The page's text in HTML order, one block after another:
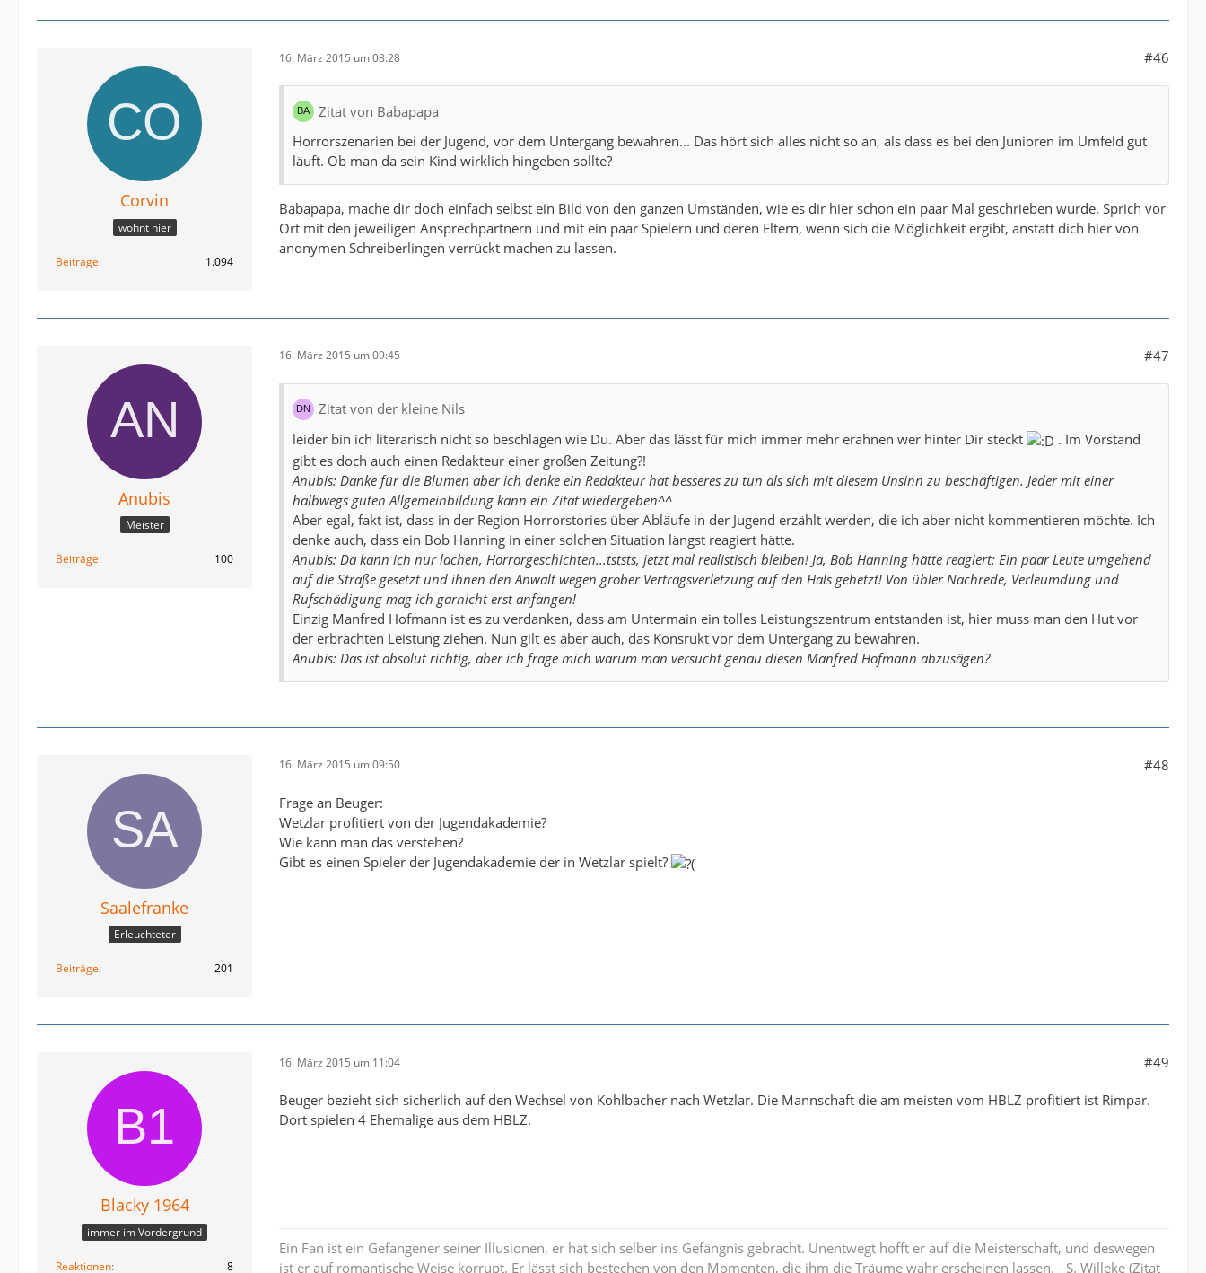
Corvin
wohnt hier
Beiträge 1.094
16. März 2015 um 08:28 #46
Zitat von Babapapa
Horrorszenarien bei der Jugend, vor dem Untergang bewahren... Das hört sich alles nicht so an, als dass es bei den Junioren im Umfeld gut
läuft. Ob man da sein Kind wirklich hingeben sollte?
Babapapa, mache dir doch einfach selbst ein Bild von den ganzen Umständen, wie es dir hier schon ein paar Mal geschrieben wurde. Sprich vor
Ort mit den jeweiligen Ansprechpartnern und mit ein paar Spielern und deren Eltern, wenn sich die Möglichkeit ergibt, anstatt dich hier von
anonymen Schreiberlingen verrückt machen zu lassen.
Anubis
Meister
Beiträge 100
16. März 2015 um 09:45 #47
Zitat von der kleine Nils
leider bin ich literarisch nicht so beschlagen wie Du. Aber das lässt für mich immer mehr erahnen wer hinter Dir steckt
. Im Vorstand
gibt es doch auch einen Redakteur einer großen Zeitung?!
Anubis: Danke für die Blumen aber ich denke ein Redakteur hat besseres zu tun als sich mit diesem Unsinn zu beschäftigen. Jeder mit einer
halbwegs guten Allgemeinbildung kann ein Zitat wiedergeben^^
Aber egal, fakt ist, dass in der Region Horrorstories über Abläufe in der Jugend erzählt werden, die ich aber nicht kommentieren möchte. Ich
denke auch, dass ein Bob Hanning in einer solchen Situation längst reagiert hätte.
Anubis: Da kann ich nur lachen, Horrorgeschichten...tststs, jetzt mal realistisch bleiben! Ja, Bob Hanning hätte reagiert: Ein paar Leute umgehend
auf die Straße gesetzt und ihnen den Anwalt wegen grober Vertragsverletzung auf den Hals gehetzt! Von übler Nachrede, Verleumdung und
Rufschädigung mag ich garnicht erst anfangen!
Einzig Manfred Hofmann ist es zu verdanken, dass am Untermain ein tolles Leistungszentrum entstanden ist, hier muss man den Hut vor
der erbrachten Leistung ziehen. Nun gilt es aber auch, das Konsrukt vor dem Untergang zu bewahren.
Anubis: Das ist absolut richtig, aber ich frage mich warum man versucht genau diesen Manfred Hofmann abzusägen?
Saalefranke
Erleuchteter
Beiträge 201
16. März 2015 um 09:50 #48
Frage an Beuger:
Wetzlar profitiert von der Jugendakademie?
Wie kann man das verstehen?
Gibt es einen Spieler der Jugendakademie der in Wetzlar spielt?
Blacky 1964
immer im Vordergrund
Reaktionen 8
16. März 2015 um 11:04 #49
Beuger bezieht sich sicherlich auf den Wechsel von Kohlbacher nach Wetzlar. Die Mannschaft die am meisten vom HBLZ profitiert ist Rimpar.
Dort spielen 4 Ehemalige aus dem HBLZ.
Ein Fan ist ein Gefangener seiner Illusionen, er hat sich selber ins Gefängnis gebracht. Unentwegt hofft er auf die Meisterschaft, und deswegen
ist er auf romantische Weise korrupt. Er lässt sich bestechen von den Momenten, die ihm die Träume wahr erscheinen lassen. - S. Willeke (Zitat